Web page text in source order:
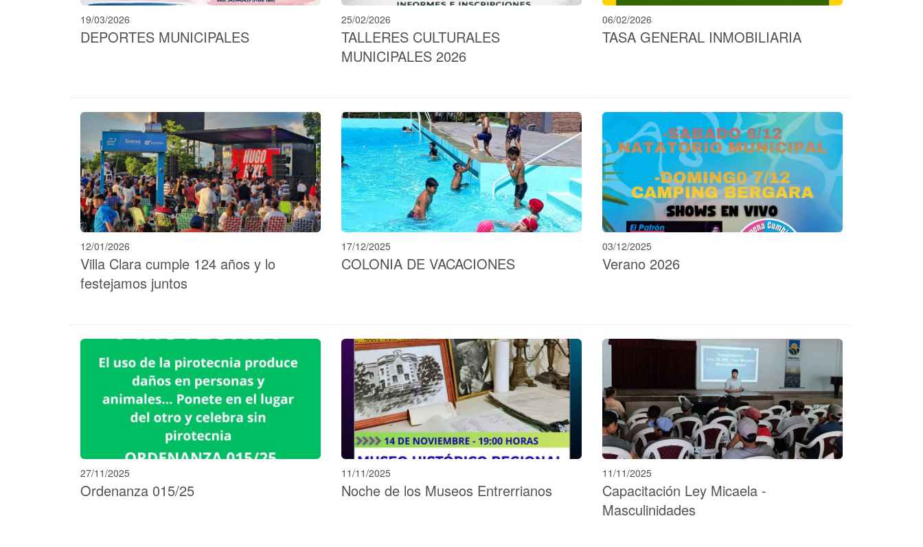
19/03/2026
DEPORTES MUNICIPALES
25/02/2026
TALLERES CULTURALES
MUNICIPALES 2026
06/02/2026
TASA GENERAL INMOBILIARIA
12/01/2026
Villa Clara cumple 124 años y lo
festejamos juntos
17/12/2025
COLONIA DE VACACIONES
03/12/2025
Verano 2026
27/11/2025
Ordenanza 015/25
11/11/2025
Noche de los Museos Entrerrianos
11/11/2025
Capacitación Ley Micaela -
Masculinidades